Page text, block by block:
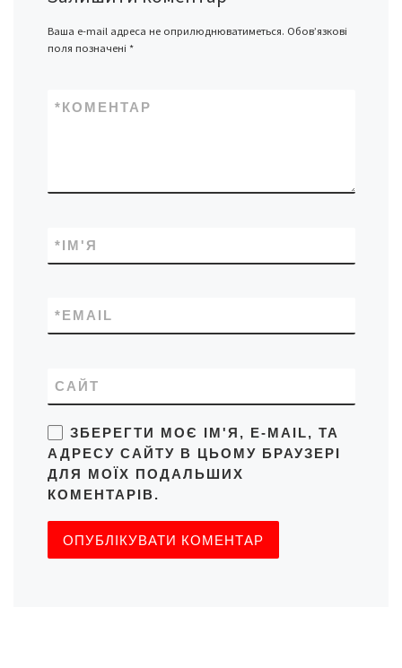
Ваша e-mail адреса не оприлюднюватиметься. Обов’язкові
поля позначені *
КОМЕНТАР
*
ІМ'Я
*
EMAIL
*
САЙТ
ЗБЕРЕГТИ МОЄ ІМ'Я, E-MAIL, ТА
АДРЕСУ САЙТУ В ЦЬОМУ БРАУЗЕРІ
ДЛЯ МОЇХ ПОДАЛЬШИХ
КОМЕНТАРІВ.